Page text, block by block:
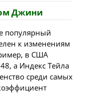
Джини
популярный
к изменениям
в США
а Индекс Тейла
среди самых